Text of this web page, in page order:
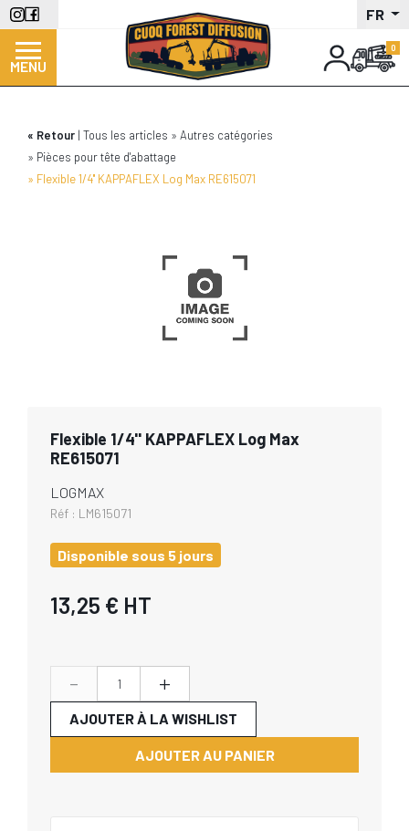
Aller
au
contenu
principal
FR
MENU
Retour Tous les articles
Autres catégories
Pièces pour tête d'abattage
Flexible 1/4'' KAPPAFLEX Log Max RE615071
Flexible 1/4'' KAPPAFLEX Log Max
RE615071
LOGMAX
Réf : LM615071
Disponible sous 5 jours
13,25 € HT
- +
AJOUTER AU PANIER
AJOUTER À LA WISHLIST